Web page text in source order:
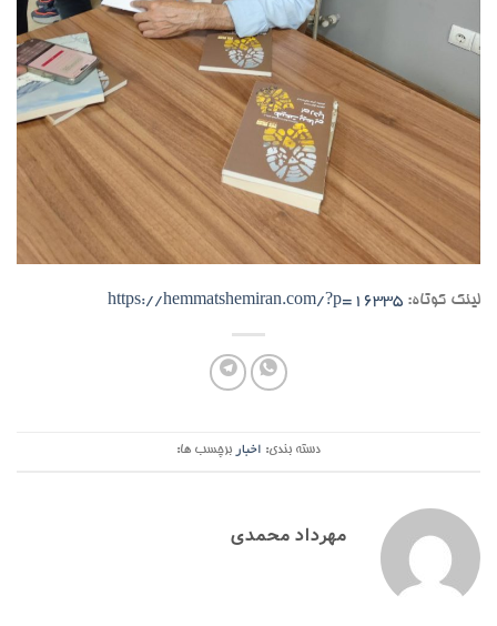
لینک کوتاه: https://hemmatshemiran.com/?p=16335
دسته بندی: اخبار برچسب ها:
مهرداد محمدی